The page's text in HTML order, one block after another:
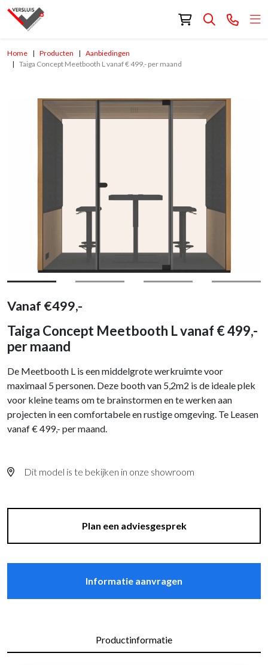
Home Producten
Aanbiedingen
Taiga Concept Meetbooth L vanaf € 499,- per maand
Vanaf €499,-
Taiga Concept Meetbooth L vanaf € 499,-
per maand
De Meetbooth L is een middelgrote werkruimte voor
maximaal 5 personen. Deze booth van 5,2m2 is de ideale plek
voor kleine teams om te brainstormen en te werken aan
projecten in een comfortabele en rustige omgeving. Te Leasen
vanaf € 499,- per maand.
Dit model is te bekijken in onze showroom
Plan een adviesgesprek
Informatie aanvragen
Productinformatie